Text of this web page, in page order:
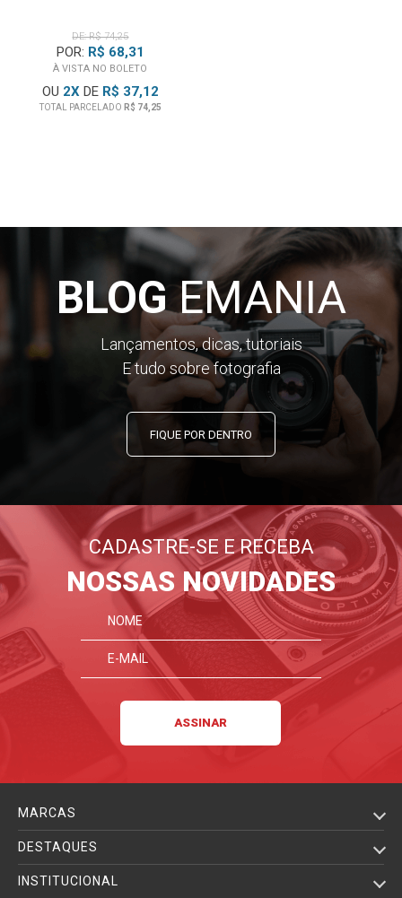
DE: R$ 74,25
POR: R$ 68,31
À VISTA NO BOLETO
OU 2XDE R$ 37,12
TOTAL PARCELADO R$ 74,25
BLOGEMANIA
Lançamentos, dicas, tutoriais
E tudo sobre fotografia
FIQUE POR DENTRO
CADASTRE-SE E RECEBA
NOSSAS NOVIDADES
MARCAS
DESTAQUES
INSTITUCIONAL